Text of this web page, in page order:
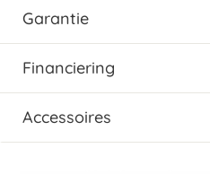
Garantie
Financiering
Accessoires